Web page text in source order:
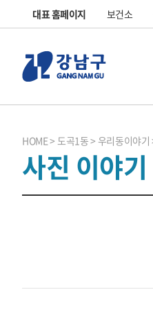
대표 홈페이지 보건소
HOME 도곡1동 우리동이야기
사진 이야기